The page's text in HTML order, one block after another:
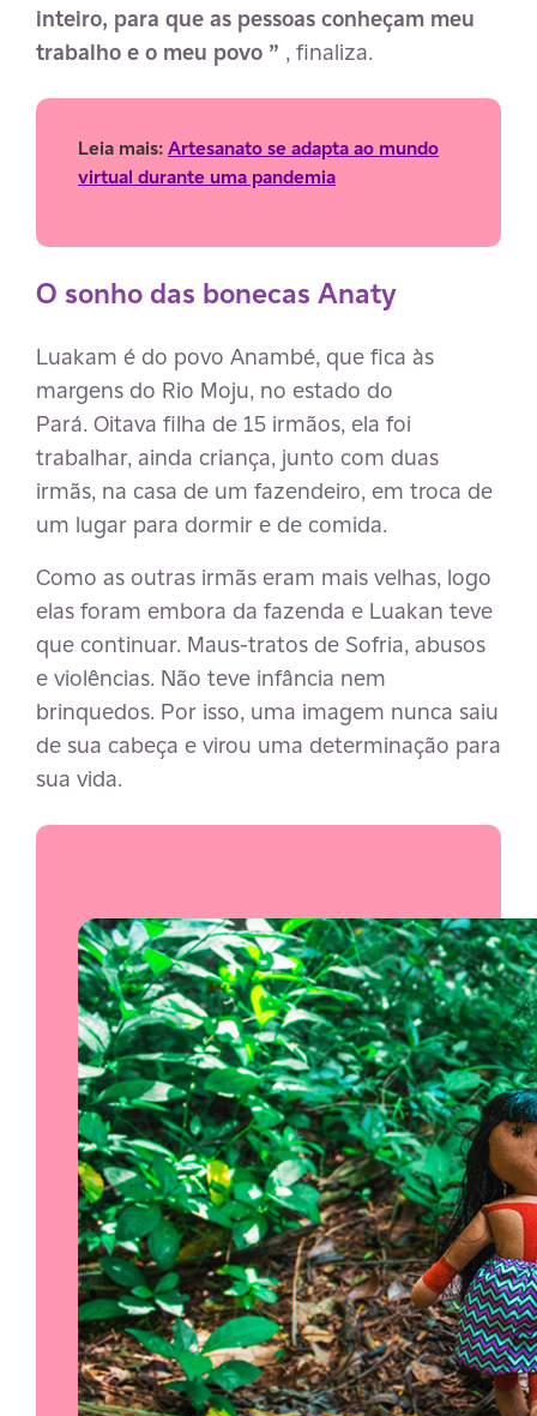
inteiro, para que as pessoas conheçam meu
trabalho e o meu povo ” , finaliza.
Leia mais:Artesanato se adapta ao mundo
virtual durante uma pandemia
O sonho das bonecas Anaty
Luakam é do povo Anambé, que fica às
margens do Rio Moju, no estado do
Pará. Oitava filha de 15 irmãos, ela foi
trabalhar, ainda criança, junto com duas
irmãs, na casa de um fazendeiro, em troca de
um lugar para dormir e de comida.
Como as outras irmãs eram mais velhas, logo
elas foram embora da fazenda e Luakan teve
que continuar. Maus-tratos de Sofria, abusos
e violências. Não teve infância nem
brinquedos. Por isso, uma imagem nunca saiu
de sua cabeça e virou uma determinação para
sua vida.